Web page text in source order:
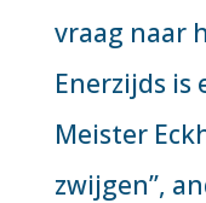
vraag naar
Enerzijds is
Meister
zwijgen”,